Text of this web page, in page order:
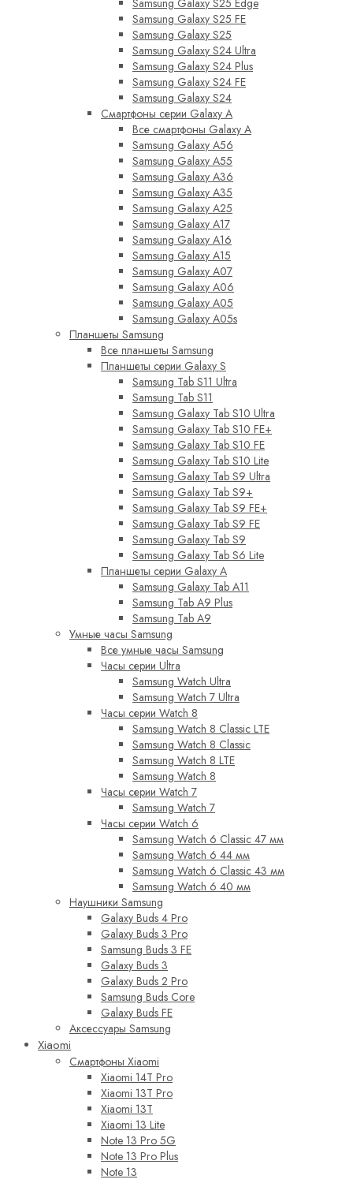
Samsung Galaxy S25 FE
Samsung Galaxy S25
Samsung Galaxy S24 Ultra
Samsung Galaxy S24 Plus
Samsung Galaxy S24 FE
Samsung Galaxy S24
Смартфоны серии Galaxy A
Все смартфоны Galaxy A
Samsung Galaxy A56
Samsung Galaxy A55
Samsung Galaxy A36
Samsung Galaxy A35
Samsung Galaxy A25
Samsung Galaxy A17
Samsung Galaxy A16
Samsung Galaxy A15
Samsung Galaxy A07
Samsung Galaxy A06
Samsung Galaxy A05
Samsung Galaxy A05s
Планшеты Samsung
Все планшеты Samsung
Планшеты серии Galaxy S
Samsung Tab S11 Ultra
Samsung Tab S11
Samsung Galaxy Tab S10 Ultra
Samsung Galaxy Tab S10 FE+
Samsung Galaxy Tab S10 FE
Samsung Galaxy Tab S10 Lite
Samsung Galaxy Tab S9 Ultra
Samsung Galaxy Tab S9+
Samsung Galaxy Tab S9 FE+
Samsung Galaxy Tab S9 FE
Samsung Galaxy Tab S9
Samsung Galaxy Tab S6 Lite
Планшеты серии Galaxy A
Samsung Galaxy Tab A11
Samsung Tab A9 Plus
Samsung Tab A9
Умные часы Samsung
Все умные часы Samsung
Часы серии Ultra
Samsung Watch Ultra
Samsung Watch 7 Ultra
Часы серии Watch 8
Samsung Watch 8 Classic LTE
Samsung Watch 8 Classic
Samsung Watch 8 LTE
Samsung Watch 8
Часы серии Watch 7
Samsung Watch 7
Часы серии Watch 6
Samsung Watch 6 Classic 47 мм
Samsung Watch 6 44 мм
Samsung Watch 6 Classic 43 мм
Samsung Watch 6 40 мм
Наушники Samsung
Galaxy Buds 4 Pro
Galaxy Buds 3 Pro
Samsung Buds 3 FE
Galaxy Buds 3
Galaxy Buds 2 Pro
Samsung Buds Core
Galaxy Buds FE
Аксессуары Samsung
Xiaomi
Смартфоны Xiaomi
Xiaomi 14T Pro
Xiaomi 13T Pro
Xiaomi 13T
Xiaomi 13 Lite
Note 13 Pro 5G
Note 13 Pro Plus
Note 13